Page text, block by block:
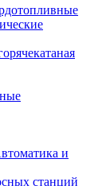
и